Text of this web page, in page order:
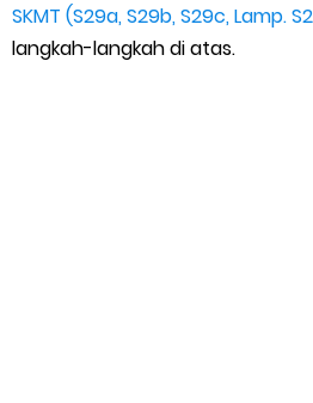
SKMT (S29a, S29b, S29c, Lamp.
langkah-langkah di atas.